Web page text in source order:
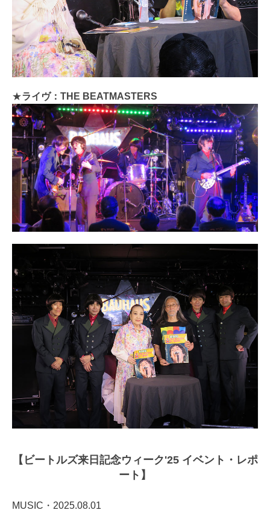
★ライヴ：THE BEATMASTERS
【ビートルズ来日記念ウィーク'25 イベント・レポ
ート】
MUSIC・2025.08.01